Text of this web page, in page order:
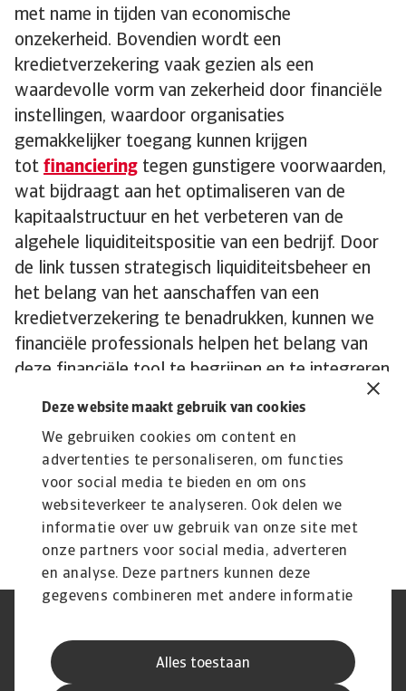
Deze website maakt gebruik van cookies
We gebruiken cookies om content en
advertenties te personaliseren, om functies
voor social media te bieden en om ons
websiteverkeer te analyseren. Ook delen we
informatie over uw gebruik van onze site met
onze partners voor social media, adverteren
en analyse. Deze partners kunnen deze
gegevens combineren met andere informatie
verzameld op basis van uw gebruik van hun
services.
Alles toestaan
met name in tijden van economische
onzekerheid. Bovendien wordt een
kredietverzekering vaak gezien als een
waardevolle vorm van zekerheid door financiële
instellingen, waardoor organisaties
gemakkelijker toegang kunnen krijgen
tot financiering tegen gunstigere voorwaarden,
wat bijdraagt aan het optimaliseren van de
kapitaalstructuur en het verbeteren van de
algehele liquiditeitspositie van een bedrijf. Door
de link tussen strategisch liquiditeitsbeheer en
het belang van het aanschaffen van een
kredietverzekering te benadrukken, kunnen we
financiële professionals helpen het belang van
deze financiële tool te begrijpen en te integreren
in hun bredere liquiditeitsstrategieën. Dit draagt
veerkrachtige financiële positie voor
organisaties in een steeds veranderende
economische omgeving.
Cookie informatie
Phishing en fraude
Juridische informatie
Supplier information